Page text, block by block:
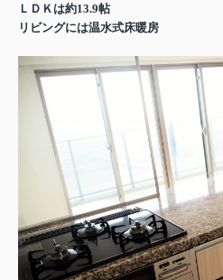
ＬＤＫは約13.9帖
リビングには温水式床暖房